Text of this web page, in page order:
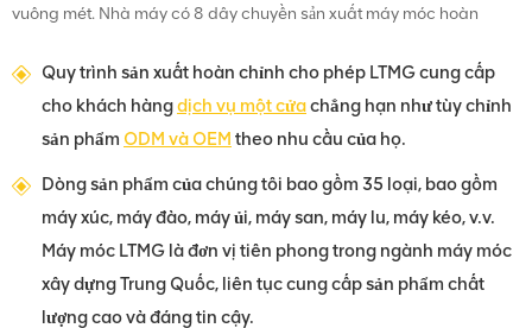
vuông mét. Nhà máy có 8 dây chuyền sản xuất máy móc hoàn
Quy trình sản xuất hoàn chỉnh cho phép LTMG cung cấp
cho khách hàngdịch vụ một cửachẳng hạn như tùy chỉnh
sản phẩm ODM và OEM theo nhu cầu của họ.
Dòng sản phẩm của chúng tôi bao gồm 35 loại, bao gồm
máy xúc, máy đào, máy ủi, máy san, máy lu, máy kéo, v.v.
Máy móc LTMG là đơn vị tiên phong trong ngành máy móc
xây dựng Trung Quốc, liên tục cung cấp sản phẩm chất
lượng cao và đáng tin cậy.